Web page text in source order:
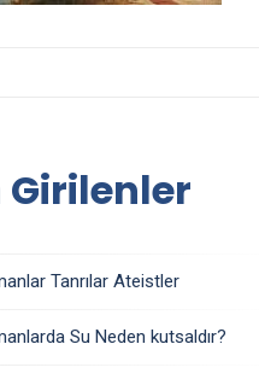
Girilenler
Tanrılar Ateistler
Su Neden kutsaldır?